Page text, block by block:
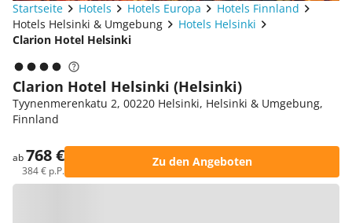
Startseite Hotels Hotels Europa
Hotels Finnland
Hotels Helsinki & Umgebung
Hotels Helsinki
Clarion Hotel Helsinki
Clarion Hotel Helsinki (Helsinki)
Tyynenmerenkatu 2, 00220 Helsinki, Helsinki & Umgebung,
Finnland
ab768 €
384 € p.P.
Zu den Angeboten